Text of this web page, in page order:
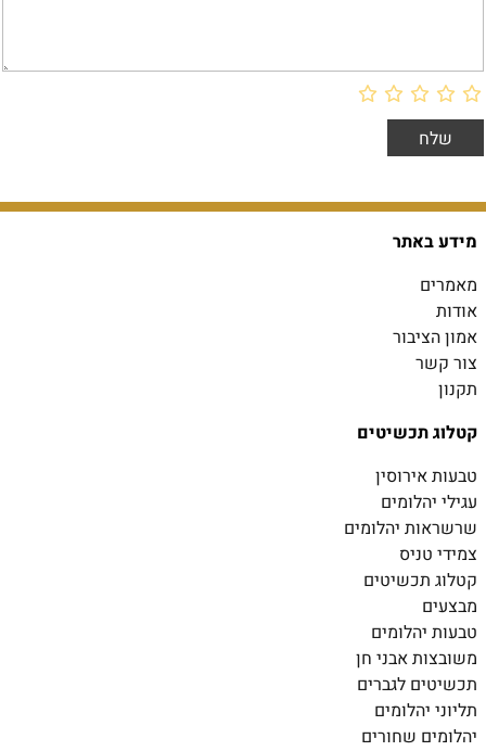
מידע באתר
מאמרים
אודות
אמון הציבור
צור קשר
תקנון
קטלוג תכשיטים
טבעות אירוסין
עגילי יהלומים
שרשראות יהלומים
צמידי טניס
קטלוג תכשיטים
מבצעים
טבעות יהלומים
משובצות אבני חן
תכשיטים לגברים
תליוני יהלומים
יהלומים שחורים